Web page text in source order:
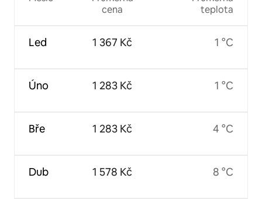
Led
Úno
Bře
Dub
cena
1 367 Kč
1 283 Kč
1 283 Kč
1 578 Kč
teplota
1 °C
1 °C
4 °C
8 °C